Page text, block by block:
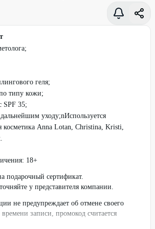
геля;
типу кожи;
SPF 35;
уходу;nИспользуется
косметика Anna Lotan, Christina, Kristi,
18+
подарочный сертификат.
у представителя компании.
не предупреждает об отмене своего
записи, промокод считается